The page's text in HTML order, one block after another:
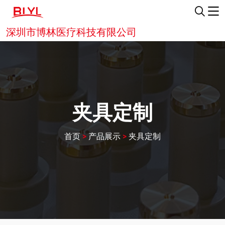
深圳市博林医疗科技有限公司
夹具定制
首页>产品展示 > 夹具定制